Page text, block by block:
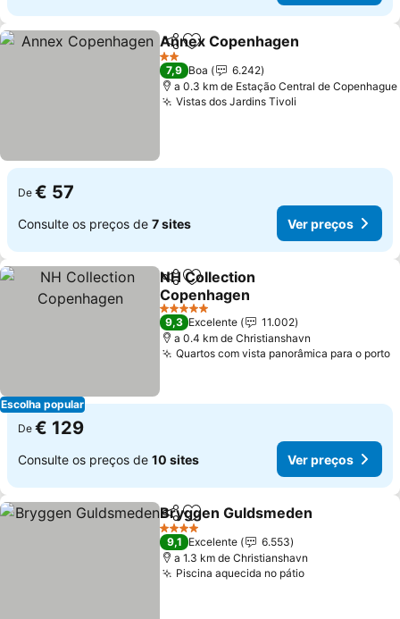
PartilharAdicionar aos favoritos
Annex Copenhagen
2 Estrelas
7,9 Boa
6.242
a 0.3 km de Estação Central de Copenhague
Vistas dos Jardins Tivoli
De € 57
Consulte os preços de 7 sites Ver preços
Escolha popular
PartilharAdicionar aos favoritos
NH Collection
Copenhagen
Ver preços
5 Estrelas
9,3 Excelente
11.002
a 0.4 km de Christianshavn
Quartos com vista panorâmica para o porto
De € 129
Consulte os preços de 10 sites Ver preços
PartilharAdicionar aos favoritos
Bryggen Guldsmeden
4 Estrelas
9,1 Excelente
6.553
a 1.3 km de Christianshavn
Piscina aquecida no pátioVer preços